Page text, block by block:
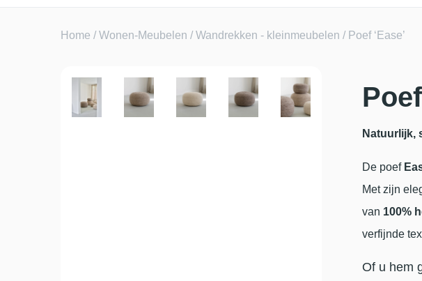
Home /Wonen-Meubelen /Wandrekken - kleinmeubelen / Poef ‘Ease’
Natuurlijk,
De poef
Met zijn
van 100%
verfijnde
Of u hem